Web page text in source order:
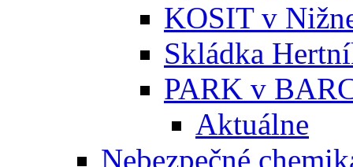
KOSIT v
Skládka
PARK v
Aktuálne
Nebezpečné